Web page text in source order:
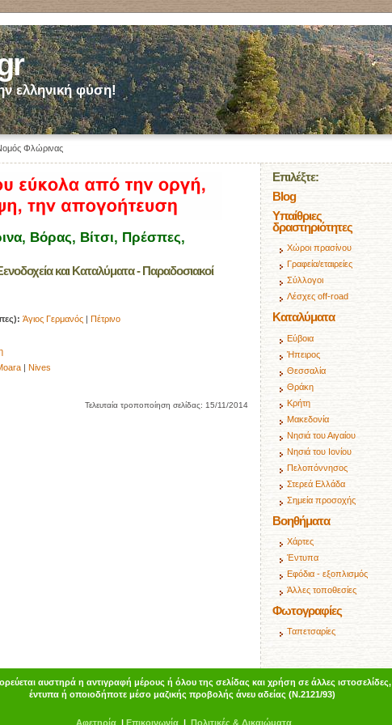
ελληνική φύση!
Φλώρινας
Βόρας, Βίτσι, Πρέσπες,
και Καταλύματα - Παραδοσιακοί
Άγιος Γερμανός | Πέτρινο
| Nives
Τελευταία τροποποίηση σελίδας: 15/11/2014
Επιλέξτε:
Blog
Υπαίθριες
δραστηριότητες
Χώροι πρασίνου
Γραφεία/εταιρείες
Σύλλογοι
Λέσχες off-road
Καταλύματα
Εύβοια
Ήπειρος
Θεσσαλία
Θράκη
Κρήτη
Μακεδονία
Νησιά του Αιγαίου
Νησιά του Ιονίου
Πελοπόννησος
Στερεά Ελλάδα
Σημεία προσοχής
Βοηθήματα
Χάρτες
Έντυπα
Εφόδια - εξοπλισμός
Άλλες τοποθεσίες
Φωτογραφίες
Ταπετσαρίες
αυστηρά η αντιγραφή μέρους ή όλου της σελίδας και χρήση σε άλλες ιστοσελίδες,
έντυπα ή οποιοδήποτε μέσο μαζικής προβολής άνευ αδείας (Ν.2121/93)
Αφετηρία| Επικοινωνία| Πολιτικές & Δικαιώματα